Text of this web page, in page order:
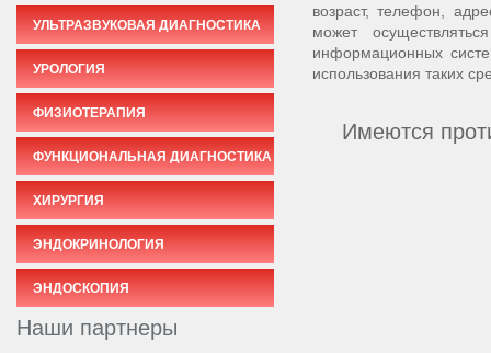
УЛЬТРАЗВУКОВАЯ ДИАГНОСТИКА
УРОЛОГИЯ
ФИЗИОТЕРАПИЯ
ФУНКЦИОНАЛЬНАЯ ДИАГНОСТИКА
ХИРУРГИЯ
ЭНДОКРИНОЛОГИЯ
ЭНДОСКОПИЯ
Наши партнеры
возраст, телефон,
может
информационных
использования таких
Имеются